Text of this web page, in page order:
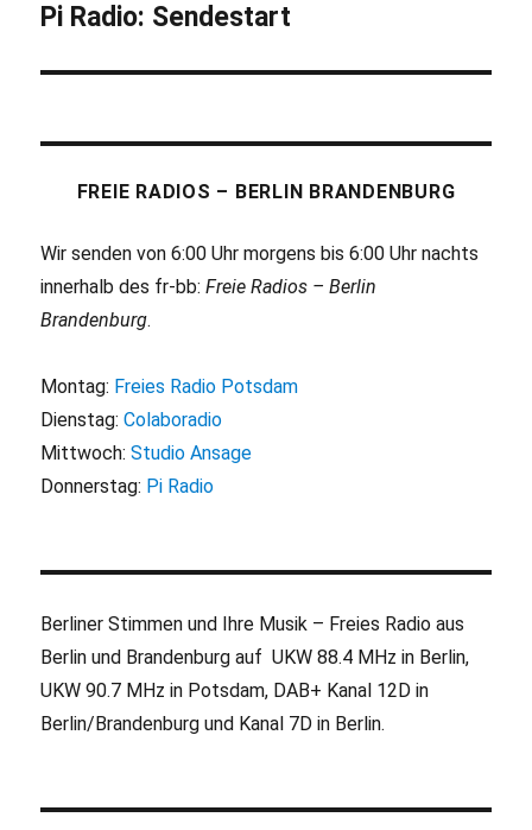
Nächster
Pi Radio: Sendestart
FREIE RADIOS – BERLIN BRANDENBURG
Wir senden von 6:00 Uhr morgens bis 6:00 Uhr nachts
innerhalb des fr-bb:Freie Radios – Berlin
Brandenburg.
Montag: Freies Radio Potsdam
Dienstag:Colaboradio
Mittwoch:Studio Ansage
Donnerstag: Pi Radio
Berliner Stimmen und Ihre Musik – Freies Radio aus
Berlin und Brandenburg auf UKW 88.4 MHz in Berlin,
UKW 90.7 MHz in Potsdam, DAB+ Kanal 12D in
Berlin/Brandenburg und Kanal 7D in Berlin.